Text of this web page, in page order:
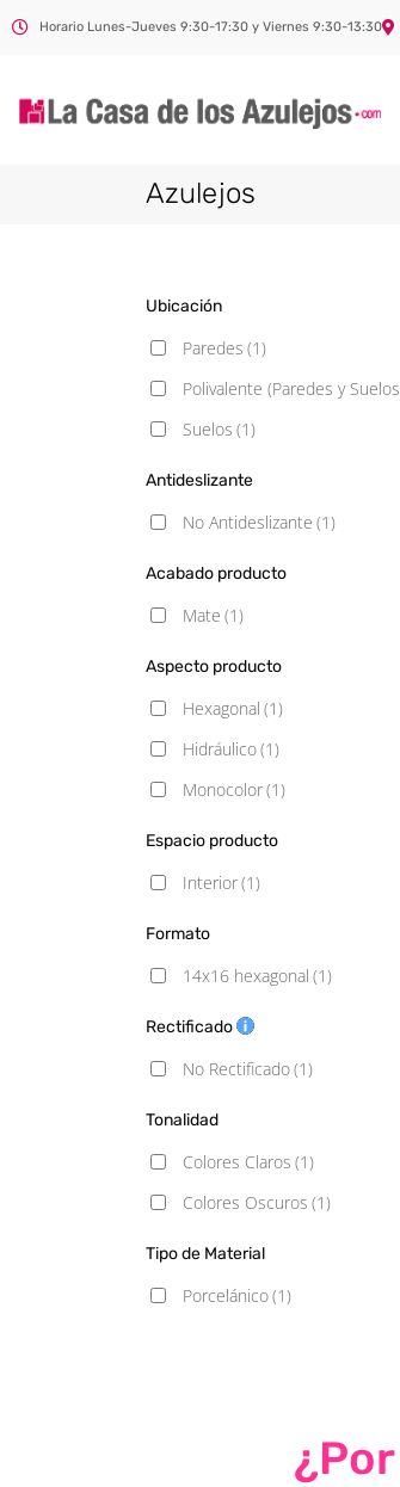
Horario Lunes-Jueves 9:30-17:30 y Viernes 9:30-13:30
Azulejos
Ubicación
Paredes (1)
Polivalente (Paredes y
Suelos (1)
Antideslizante
No Antideslizante (1)
Acabado producto
Mate (1)
Aspecto producto
Hexagonal (1)
Hidráulico(1)
Monocolor(1)
Espacio producto
Interior(1)
Formato
14x16 hexagonal (1)
Rectificado
No Rectificado(1)
Tonalidad
Colores Claros (1)
Colores Oscuros (1)
Tipo de Material
Porcelánico(1)